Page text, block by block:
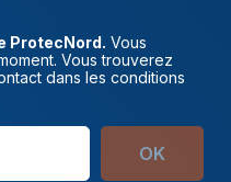
ProtecNord. Vous
Vous trouverez
dans les conditions
OK